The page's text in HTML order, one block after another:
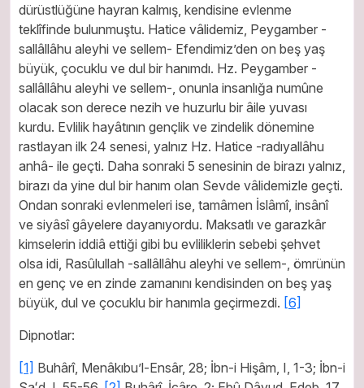
dürüstlüğüne hayran kalmış, kendisine evlenme
teklîfinde bulunmuştu. Hatice vâlidemiz, Peygamber -
sallâllâhu aleyhi ve sellem- Efendimiz’den on beş yaş
büyük, çocuklu ve dul bir hanımdı. Hz. Peygamber -
sallâllâhu aleyhi ve sellem-, onunla insanlığa numûne
olacak son derece nezih ve huzurlu bir âile yuvası
kurdu. Evlilik hayâtının gençlik ve zindelik dönemine
rastlayan ilk 24 senesi, yalnız Hz. Hatice -radıyallâhu
anhâ- ile geçti. Daha sonraki 5 senesinin de birazı yalnız,
birazı da yine dul bir hanım olan Sevde vâlidemizle geçti.
Ondan sonraki evlenmeleri ise, tamâmen İslâmî, insânî
ve siyâsî gâyelere dayanıyordu. Maksatlı ve garazkâr
kimselerin iddiâ ettiği gibi bu evliliklerin sebebi şehvet
olsa idi, Rasûlullah -sallâllâhu aleyhi ve sellem-, ömrünün
en genç ve en zinde zamanını kendisinden on beş yaş
büyük, dul ve çocuklu bir hanımla geçirmezdi. [6]
Dipnotlar:
[1] Buhârî, Menâkıbu’l-Ensâr, 28; İbn-i Hişâm, I, 1-3; İbn-i